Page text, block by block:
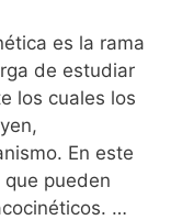
es la rama
de estudiar
los cuales los
En este
pueden
…